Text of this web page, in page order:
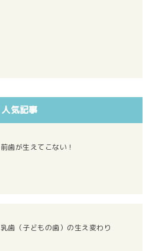
人気記事
前歯が生えてこない！
乳歯（子どもの歯）の生え変わり